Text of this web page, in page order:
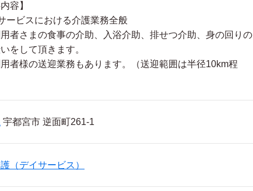
容】
ービスにおける介護業務全般
用者さまの食事の介助、入浴介助、排せつ介助、身の回りの
をして頂きます。
用者様の送迎業務もあります。（送迎範囲は半径10km程
宇都宮市 逆面町261-1
（デイサービス）